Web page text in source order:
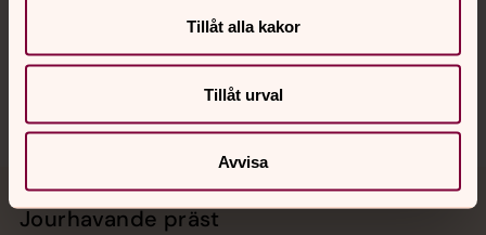
Tillåt alla kakor
Tillåt urval
Avvisa
Sociala kanaler
Jourhavande präst